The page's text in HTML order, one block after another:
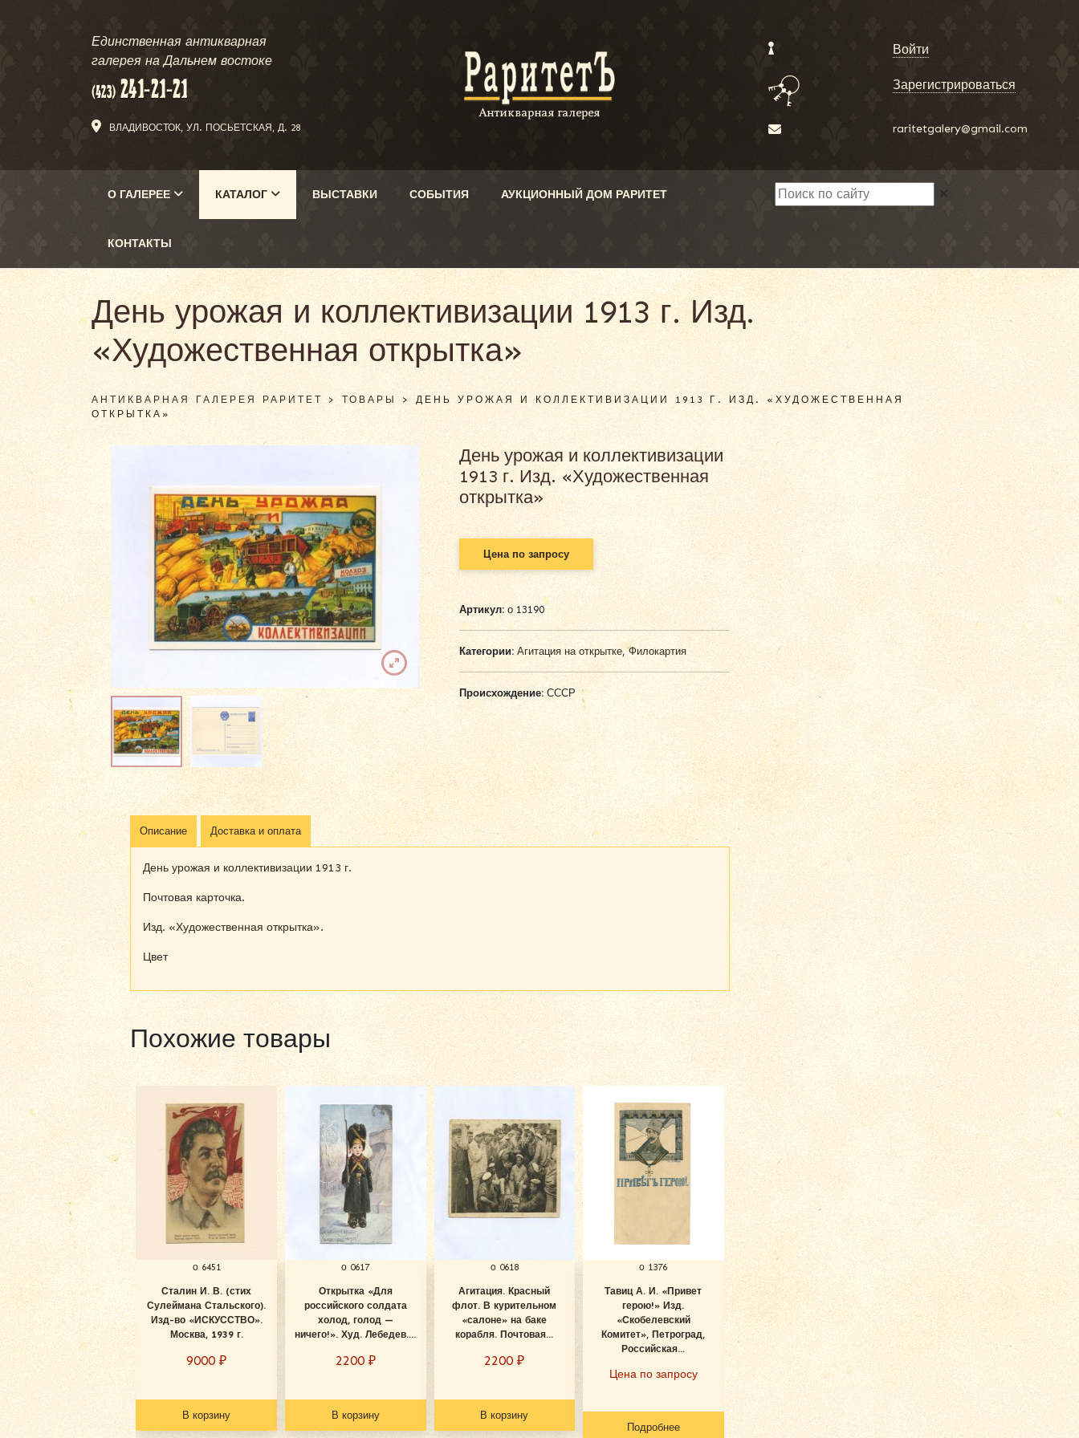
Единственная антикварная
галерея на Дальнем востоке
ВЛАДИВОСТОК, УЛ. ПОСЬЕТСКАЯ, Д. 28
Войти
Зарегистрироваться
raritetgalery@gmail.com
О ГАЛЕРЕЕ КАТАЛОГ ВЫСТАВКИ СОБЫТИЯ АУКЦИОННЫЙ ДОМ РАРИТЕТ
КОНТАКТЫ
✕
День урожая и коллективизации 1913 г. Изд.
«Художественная открытка»
АНТИКВАРНАЯ ГАЛЕРЕЯ РАРИТЕТ>ТОВАРЫ >ДЕНЬ УРОЖАЯ И КОЛЛЕКТИВИЗАЦИИ 1913 Г. ИЗД. «ХУДОЖЕСТВЕННАЯ
ОТКРЫТКА»
День урожая и коллективизации
1913 г. Изд. «Художественная
открытка»
Цена по запросу
Артикул:о 13190
Категории: Агитация на открытке,Филокартия
Происхождение:СССР
Описание Доставка и оплата
День урожая и коллективизации 1913 г.
Почтовая карточка.
Изд. «Художественная открытка».
Цвет
Похожие товары
о 6451
Сталин И. В. (стих
Сулеймана Стальского).
Изд-во «ИСКУССТВО».
Москва, 1939 г.
9000₽
В корзину
о 0617
Открытка «Для
российского солдата
холод, голод —
ничего!». Худ. Лебедев....
2200 ₽
В корзину
о 0618
Агитация. Красный
флот. В курительном
«салоне» на баке
корабля. Почтовая...
2200₽
В корзину
о 1376
Тавиц А. И. «Привет
герою!» Изд.
«Скобелевский
Комитет», Петроград,
Российская...
Цена по запросу
Подробнее
о 1377
Тавиц А. И. «Привет
герою!» Изд.
«Скобелевский
Комитет», Петроград,
Российская...
Цена по запросу
Подробнее
о 3264
Ленин (монумент) 1917-
1957 гг. Агитация. Изд.
ИЗОГИЗ 1957 г.
Цена по запросу
Подробнее